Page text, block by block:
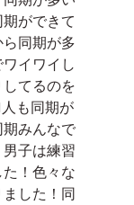
ができて
同期が多
イワイし
てるのを
も同期が
みんなで
子は練習
！色々な
した！同